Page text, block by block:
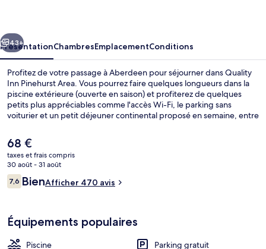
Suivant
43+
PrésentationChambresEmplacementConditions
Profitez de votre passage à Aberdeen pour séjourner dans Quality
Inn Pinehurst Area. Vous pourrez faire quelques longueurs dans la
piscine extérieure (ouverte en saison) et profiterez de quelques
petits plus appréciables comme l'accès Wi-Fi, le parking sans
voiturier et un petit déjeuner continental proposé en semaine, entre
ce qui concerne le personnel attentionné.
Le
prix
actuel
est
de
68 €
taxes et frais compris
30 août - 31 août
Avis
voyageurs
7,67,6 sur 10
BienAfficher 470 avis
Équipements populaires
Piscine
Parking gratuit